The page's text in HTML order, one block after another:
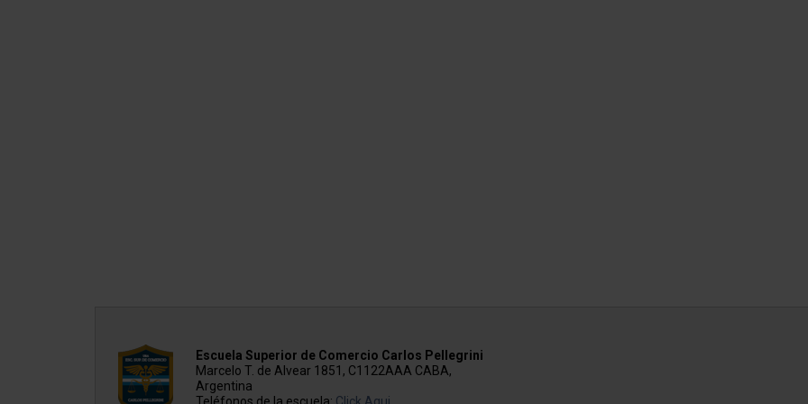
Escuela Superior de Comercio Carlos Pellegrini
Marcelo T. de Alvear 1851, C1122AAA CABA,
Argentina